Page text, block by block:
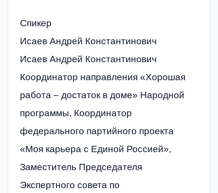
Спикер
Исаев Андрей Константинович
Исаев Андрей Константинович
Координатор направления «Хорошая
работа – достаток в доме» Народной
программы, Координатор
федерального партийного проекта
«Моя карьера с Единой Россией»,
Заместитель Председателя
Экспертного совета по